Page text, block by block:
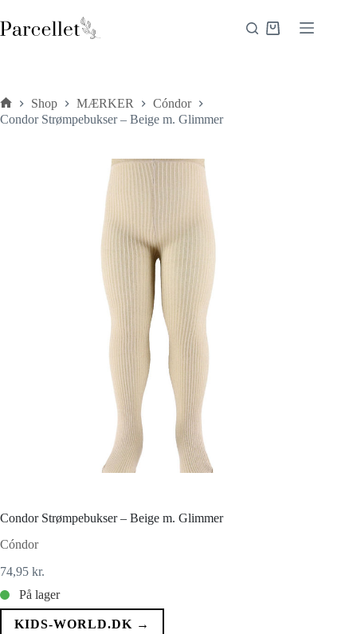
til
indhold
Indkøbskurv
Forside
Shop MÆRKER
Cóndor
Condor Strømpebukser – Beige m. Glimmer
Condor Strømpebukser – Beige m. Glimmer
Cóndor
74,95 kr.
På lager
KIDS-WORLD.DK →